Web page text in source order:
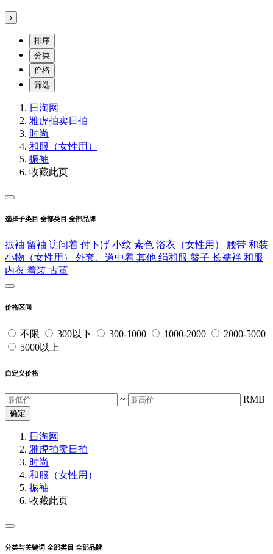
›
排序
分类
价格
筛选
日淘网
雅虎拍卖日拍
时尚
和服（女性用）
振袖
收藏此页
选择子类目 全部类目 全部品牌
振袖 留袖 访问着 付下げ 小纹 素色 浴衣（女性用） 腰带 和装
小物（女性用） 外套、道中着 其他 绢和服 簪子 长襦袢 和服
内衣 着装 古董
价格区间
不限 300以下 300-1000 1000-2000
2000-5000
5000以上
自定义价格
~ RMB
确定
日淘网
雅虎拍卖日拍
时尚
和服（女性用）
振袖
收藏此页
分类与关键词 全部类目 全部品牌